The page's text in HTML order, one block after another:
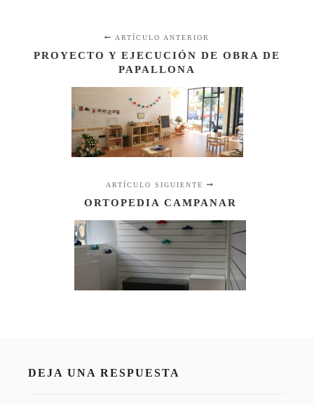
ARTÍCULO ANTERIOR
PROYECTO Y EJECUCIÓN DE OBRA DE
PAPALLONA
ARTÍCULO SIGUIENTE
ORTOPEDIA CAMPANAR
DEJA UNA RESPUESTA